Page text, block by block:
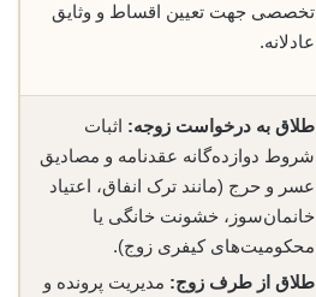
تخصصی جهت تعیین اقساط و وثایق
عادلانه.
طلاق به درخواست زوجه: اثبات
شروط دوازده‌گانه عقدنامه و مصادیق
عسر و حرج (مانند ترک انفاق، اعتیاد
خانمان‌سوز، خشونت خانگی یا
محکومیت‌های کیفری زوج).
طلاق از طرف زوج: مدیریت پرونده و